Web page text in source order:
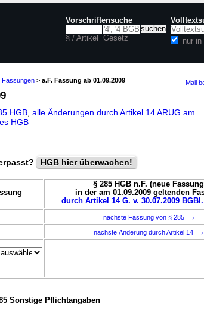
Vorschriftensuche
§ / Artikel Gesetz nur in
Fassungen > a.F. Fassung ab 01.09.2009 Mail
HGB alle Änderungen durch Artikel 14 ARUG am
HGB
HGB hier überwachen!
§ 285 HGB n.F. (neue
in der am 01.09.2009 geltenden
durch Artikel 14 G. v. 30.07.2009
nächste Fassung von § 285 →
nächste Änderung durch Artikel 14 →
Sonstige Pflichtangaben